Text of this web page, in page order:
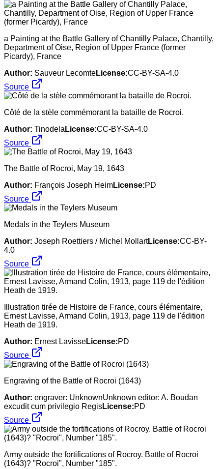
a Painting at the Battle Gallery of Chantilly Palace, Chantilly,
Department of Oise, Region of Upper France (former
Picardy), France
Author: Sauveur LecomteLicense:CC-BY-SA-4.0
Source
Côté de la stèle commémorant la bataille de Rocroi.
Author: Tinodela License:CC-BY-SA-4.0
Source
The Battle of Rocroi, May 19, 1643
Author: François Joseph HeimLicense:PD
Source
Medals in the Teylers Museum
Author: Joseph Roettiers / Michel MollartLicense:CC-BY-
4.0
Source
Illustration tirée de Histoire de France, cours élémentaire,
Ernest Lavisse, Armand Colin, 1913, page 119 de l'édition
Heath de 1919.
Author: Ernest LavisseLicense:PD
Source
Engraving of the Battle of Rocroi (1643)
Author: engraver: UnknownUnknown editor: A. Boudan
excudit cum privilegio RegisLicense:PD
Source
Army outside the fortifications of Rocroy. Battle of Rocroi
(1643)? "Rocroi", Number "185".